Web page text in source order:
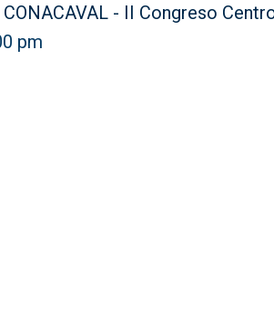
CONACAVAL - II Congreso
pm